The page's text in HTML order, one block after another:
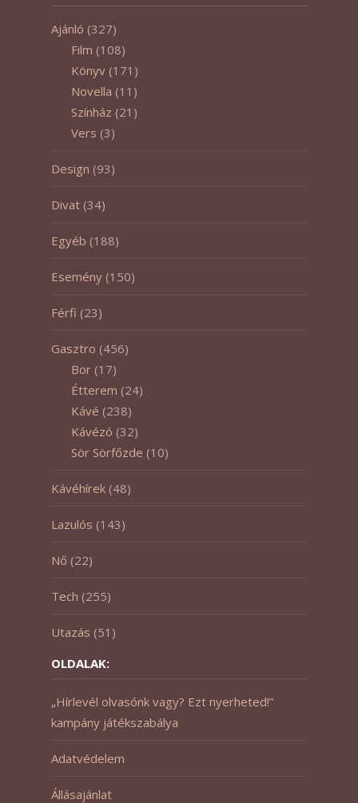
Ajánló (327)
Film (108)
Könyv (171)
Novella (11)
Színház (21)
Vers (3)
Design (93)
Divat (34)
Egyéb (188)
Esemény (150)
Férfi (23)
Gasztro (456)
Bor (17)
Étterem (24)
Kávé (238)
Kávézó (32)
Sör Sörfőzde (10)
Kávéhírek (48)
Lazulós (143)
Nő (22)
Tech (255)
Utazás (51)
OLDALAK:
„Hírlevél olvasónk vagy? Ezt nyerheted!”
kampány játékszabálya
Adatvédelem
Állásajánlat